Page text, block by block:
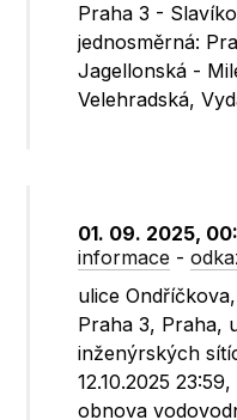
Praha 3 -
jednosměrná:
Jagellonská -
Velehradská,
01. 09. 2025,
informace -
ulice
Praha 3, Praha,
inženýrských
12.10.2025
obnova